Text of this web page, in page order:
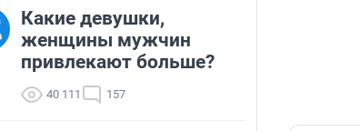
Какие девушки,
женщины мужчин
привлекают больше?
40 111 157